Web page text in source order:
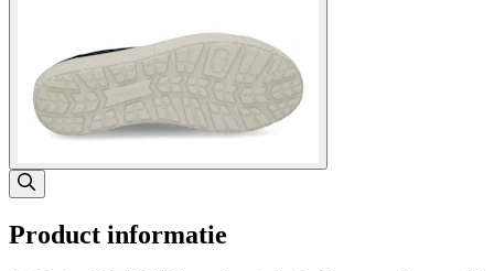
Product informatie